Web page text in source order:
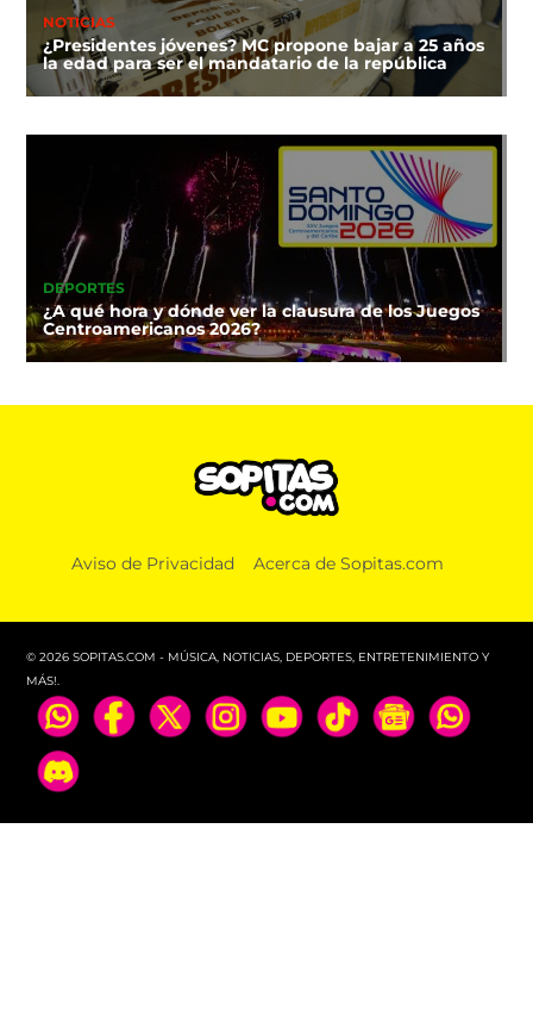
NOTICIAS
¿Presidentes jóvenes? MC propone bajar a 25 años
la edad para ser el mandatario de la república
DEPORTES
¿A qué hora y dónde ver la clausura de los Juegos
Centroamericanos 2026?
Aviso de Privacidad Acerca de Sopitas.com
© 2026 SOPITAS.COM - MÚSICA, NOTICIAS, DEPORTES, ENTRETENIMIENTO Y
MÁS!.